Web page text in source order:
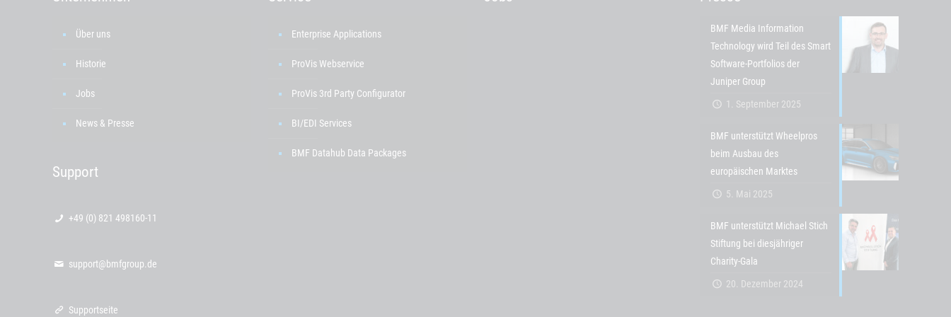
Über uns
Historie
Jobs
News & Presse
Support
+49 (0) 821 498160-11
support@bmfgroup.de
Supportseite
Enterprise Applications
ProVis Webservice
ProVis 3rd Party Configurator
BI/EDI Services
BMF Datahub Data Packages
BMF Media Information
Technology wird Teil des Smart
Software-Portfolios der
Juniper Group
1. September 2025
BMF unterstützt Wheelpros
beim Ausbau des
europäischen Marktes
5. Mai 2025
BMF unterstützt Michael Stich
Stiftung bei diesjähriger
Charity-Gala
20. Dezember 2024